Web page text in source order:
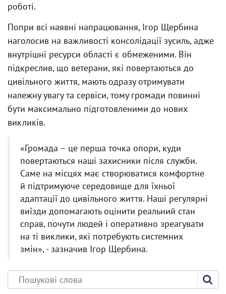
роботі.
Попри всі наявні напрацювання, Ігор Щербина
наголосив на важливості консолідації зусиль, адже
внутрішні ресурси області є обмеженими. Він
підкреслив, що ветерани, які повертаються до
цивільного життя, мають одразу отримувати
належну увагу та сервіси, тому громади повинні
бути максимально підготовленими до нових
викликів.
«Громада – це перша точка опори, куди
повертаються наші захисники після служби.
Саме на місцях має створюватися комфортне
й підтримуюче середовище для їхньої
адаптації до цивільного життя. Наші регулярні
виїзди допомагають оцінити реальний стан
справ, почути людей і оперативно зреагувати
на ті виклики, які потребують системних
змін», - зазначив Ігор Щербина.